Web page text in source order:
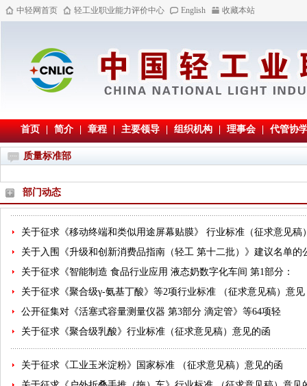
中轻网首页 轻工业职业能力评价中心 English 收藏本站
首页 | 简介 | 章程 | 主要领导 | 组织机构 | 理事会 | 代管协
质量标准部
部门动态
关于征求《移动终端和类似用途屏幕贴膜》 行业标准（征求意见稿
关于入围《升级和创新消费品指南（轻工 第十二批）》建议名单的
关于征求《智能制造 食品行业应用 液态奶数字化车间 第1部分：
关于征求《聚合级γ-氨基丁酸》等2项行业标准 （征求意见稿）意见
公开征集对《活塞式容量测量仪器 第3部分 滴定管》等64项轻
关于征求《聚合级乳酸》行业标准（征求意见稿）意见的函
关于征求《工业玉米淀粉》国家标准 （征求意见稿）意见的函